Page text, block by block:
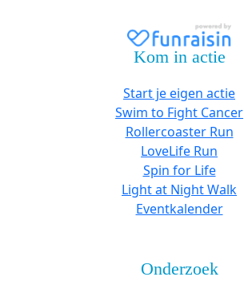
Kom in actie
Start je eigen actie
Swim to Fight Cancer
Rollercoaster Run
LoveLife Run
Spin for Life
Light at Night Walk
Eventkalender
Onderzoek